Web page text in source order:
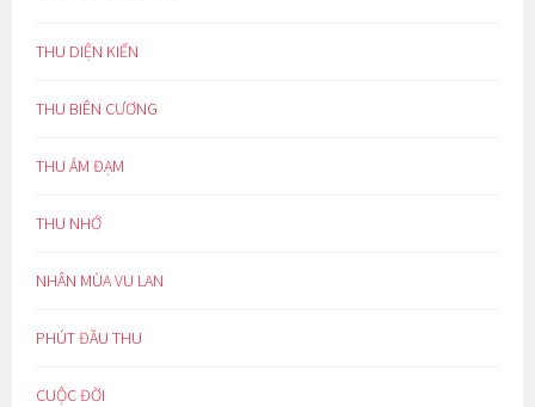
THU DIỆN KIẾN
THU BIÊN CƯƠNG
THU ẢM ĐẠM
THU NHỚ
NHÂN MÙA VU LAN
PHÚT ĐẦU THU
CUỘC ĐỜI